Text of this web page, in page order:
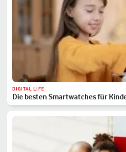
DIGITAL LIFE
Die besten Smartwatches für